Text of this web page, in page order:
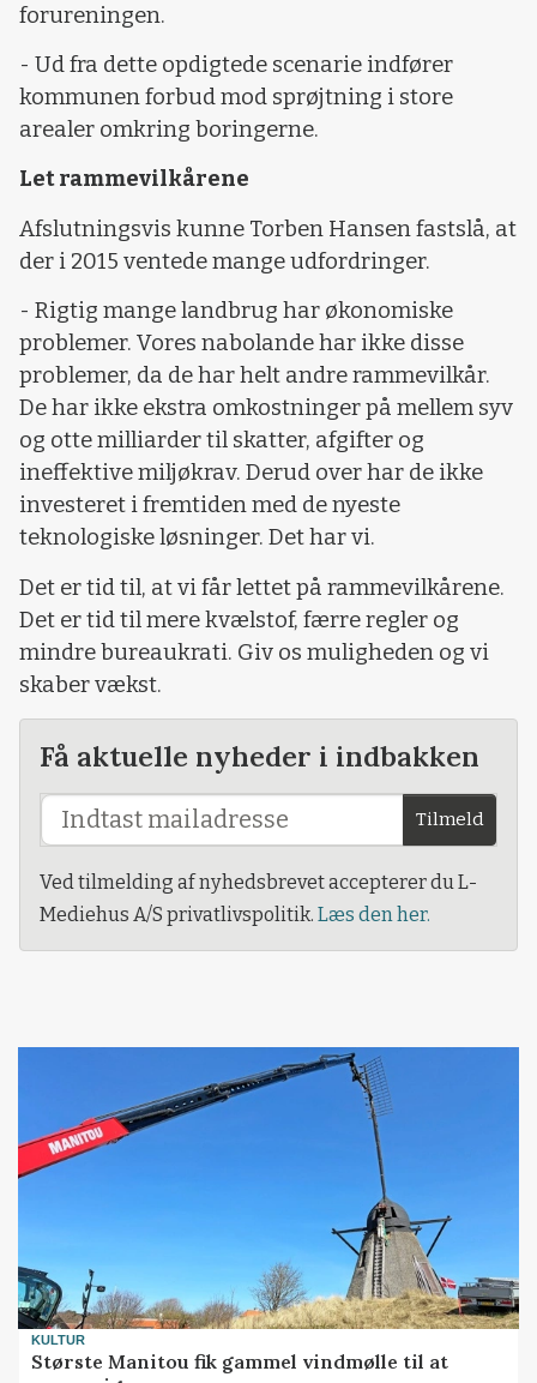
forureningen.
- Ud fra dette opdigtede scenarie indfører
kommunen forbud mod sprøjtning i store
arealer omkring boringerne.
Let rammevilkårene
Afslutningsvis kunne Torben Hansen fastslå, at
der i 2015 ventede mange udfordringer.
- Rigtig mange landbrug har økonomiske
problemer. Vores nabolande har ikke disse
problemer, da de har helt andre rammevilkår.
De har ikke ekstra omkostninger på mellem syv
og otte milliarder til skatter, afgifter og
ineffektive miljøkrav. Derud over har de ikke
investeret i fremtiden med de nyeste
teknologiske løsninger. Det har vi.
Det er tid til, at vi får lettet på rammevilkårene.
Det er tid til mere kvælstof, færre regler og
mindre bureaukrati. Giv os muligheden og vi
skaber vækst.
Få aktuelle nyheder i indbakken
Tilmeld
Ved tilmelding af nyhedsbrevet accepterer du L-
Mediehus A/S privatlivspolitik. Læs den her.
KULTUR
Største Manitou fik gammel vindmølle til at